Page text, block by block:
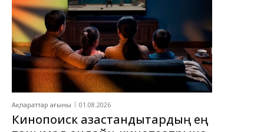
Ақпараттар ағыны 01.08.2026
Кинопоиск қазақстандықтардың ең